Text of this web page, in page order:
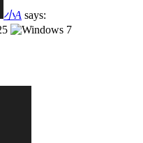
小A says: